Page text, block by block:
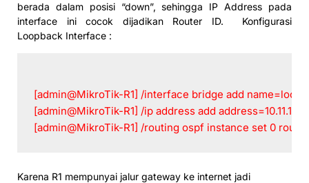
berada dalam posisi “down”, sehingga IP Address pada
interface ini cocok dijadikan Router ID. Konfigurasi
Loopback Interface :
[admin@MikroTik-R1] /interface bridge add
[admin@MikroTik-R1] /ip address add
[admin@MikroTik-R1] /routing ospf instance set 0
Karena R1 mempunyai jalur gateway ke internet jadi